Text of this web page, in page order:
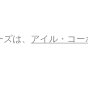
は、 アイル・コー